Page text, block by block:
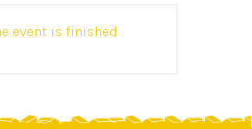
event is finished.